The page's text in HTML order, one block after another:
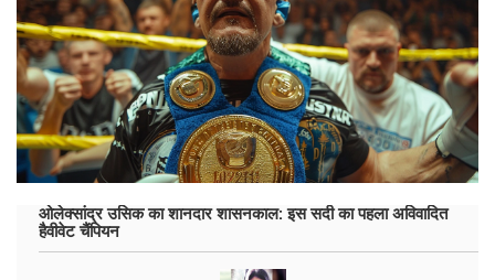
ओलेक्सांद्र उसिक का शानदार शासनकाल: इस सदी का पहला अविवादित
हैवीवेट चैंपियन